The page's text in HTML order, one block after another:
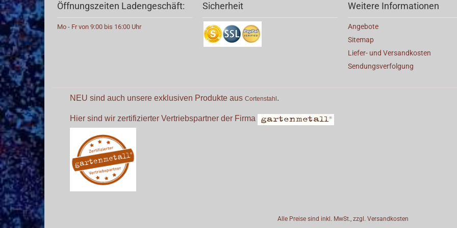
Öffnungszeiten Ladengeschäft:
Mo - Fr von 9:00 bis 16:00 Uhr
Sicherheit Weitere Informationen
Angebote
Sitemap
Liefer- und Versandkosten
Sendungsverfolgung
NEU sind auch unsere exklusiven Produkte aus Cortenstahl .
Hier sind wir zertifizierter Vertriebspartner der Firma
Alle Preise sind inkl. MwSt., zzgl. Versandkosten